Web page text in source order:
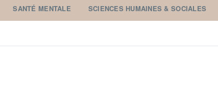
SANTÉ MENTALE SCIENCES HUMAINES & SOCIALES